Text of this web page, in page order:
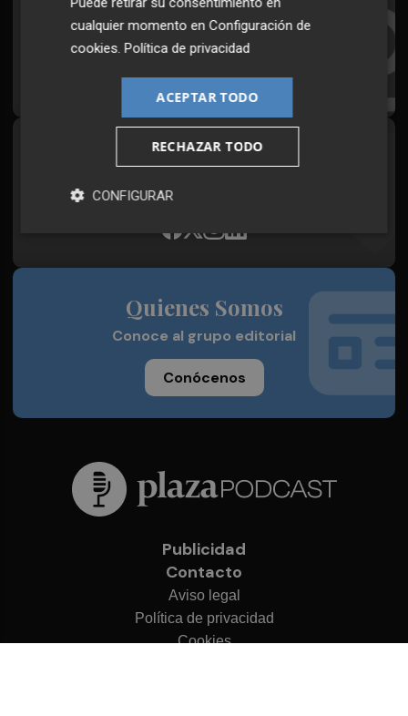
Suscríbete al Boletín
Todos los días a primera hora en tu email
¡Quiero suscribirme!
Síguenos en redes
Plaza Podcast, desde cualquier medio
Quienes Somos
Conoce al grupo editorial
Conócenos
Publicidad
Contacto
Aviso legal
Política de privacidad
Cookies
cualquier momento enConfiguración de
cookies.Política de privacidad
ACEPTAR TODO
RECHAZAR TODO
CONFIGURAR